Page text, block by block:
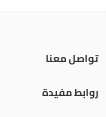
تواصل معنا
روابط مفيدة